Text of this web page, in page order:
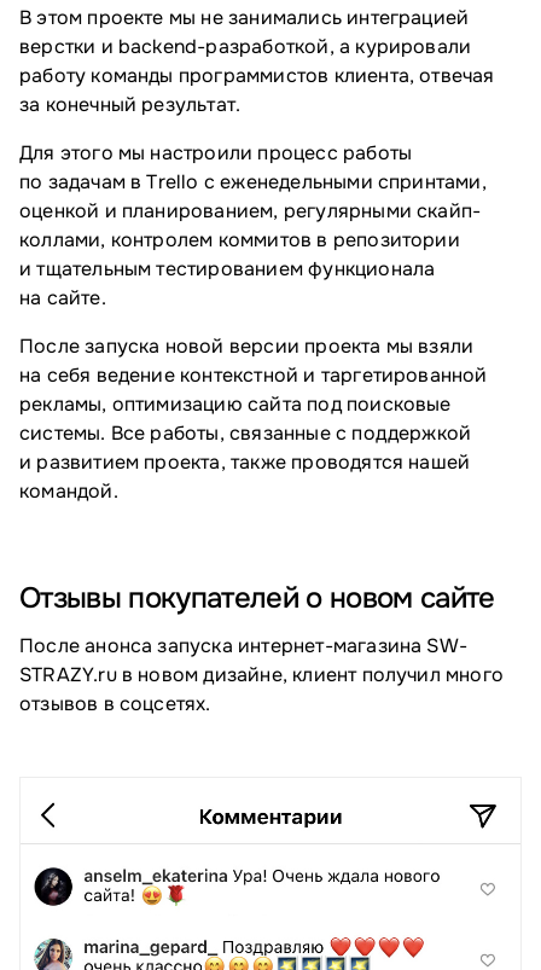
В этом проекте мы не занимались интеграцией
верстки и backend-разработкой, а курировали
работу команды программистов клиента, отвечая
за конечный результат.
Для этого мы настроили процесс работы
по задачам в Trello с еженедельными спринтами,
оценкой и планированием, регулярными скайп-
коллами, контролем коммитов в репозитории
и тщательным тестированием функционала
на сайте.
После запуска новой версии проекта мы взяли
на себя ведение контекстной и таргетированной
рекламы, оптимизацию сайта под поисковые
системы. Все работы, связанные с поддержкой
и развитием проекта, также проводятся нашей
командой.
Отзывы покупателей о новом сайте
После анонса запуска интернет-магазина SW-
STRAZY.ru в новом дизайне, клиент получил много
отзывов в соцсетях.